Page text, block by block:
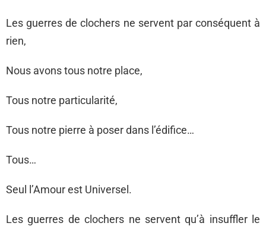
Les guerres de clochers ne servent par conséquent à
rien,
Nous avons tous notre place,
Tous notre particularité,
Tous notre pierre à poser dans l’édifice…
Tous…
Seul l’Amour est Universel.
Les guerres de clochers ne servent qu’à insuffler le